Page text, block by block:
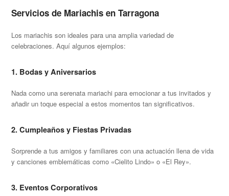
Servicios de Mariachis en Tarragona
Los mariachis son ideales para una amplia variedad de
celebraciones. Aquí algunos ejemplos:
1. Bodas y Aniversarios
Nada como una serenata mariachi para emocionar a tus invitados y
añadir un toque especial a estos momentos tan significativos.
2.Cumpleaños y Fiestas Privadas
Sorprende a tus amigos y familiares con una actuación llena de vida
y canciones emblemáticas como «Cielito Lindo» o «El Rey».
3. Eventos Corporativos